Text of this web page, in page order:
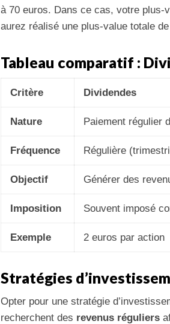
à 70 euros. Dans ce cas, votre plus-
aurez réalisé une plus-value totale
Tableau comparatif :
Critère Dividendes
Nature Paiement régulier
Fréquence Régulière
Objectif Générer des
Imposition Souvent imposé
Exemple 2 euros par action
Stratégies
Opter pour une stratégie
recherchent des revenus réguliers